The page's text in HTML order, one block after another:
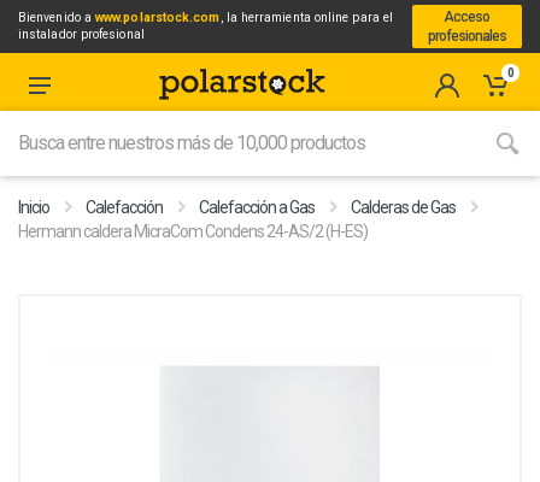
Bienvenido awww.polarstock.com, la herramienta online para el
instalador profesional
Acceso
profesionales
0
Inicio Calefacción Calefacción a Gas
Calderas de Gas
Hermann caldera MicraCom Condens 24-AS/2 (H-ES)